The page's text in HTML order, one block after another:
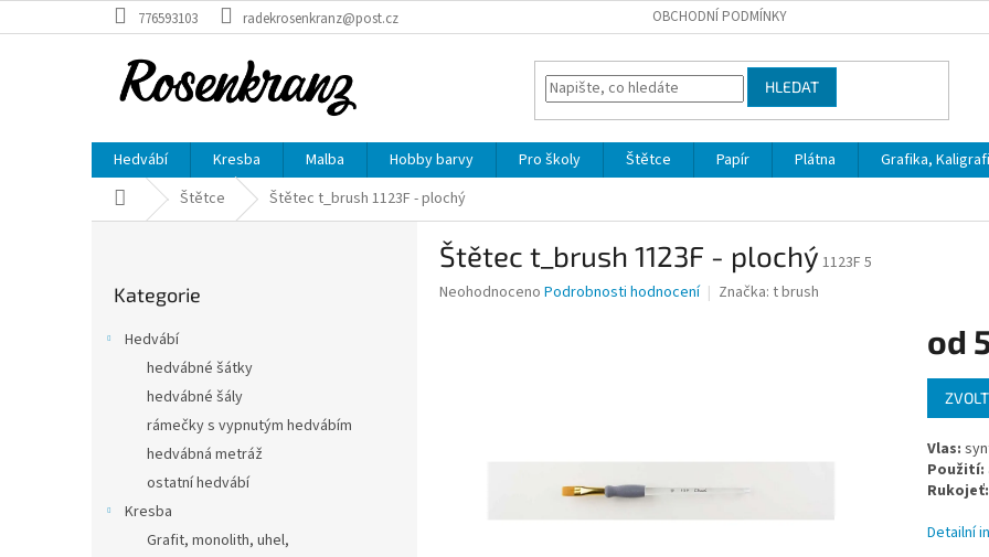
na
776593103 radekrosenkranz@post.cz OBCHODNÍ PODMÍNKY
HLEDAT
Hedvábí Kresba Malba Hobby barvy Pro školy Štětce Papír Plátna Grafika,
Domů Štětce Štětec t_brush 1123F - plochý
kategorie
Kategorie
Hedvábí
hedvábné šátky
hedvábné šály
rámečky s vypnutým hedvábím
hedvábná metráž
ostatní hedvábí
Kresba
Grafit, monolith, uhel,
Štětec t_brush 1123F - plochý 1123F 5
Průměrné
Neohodnoceno Podrobnosti hodnocení Značka: t brush
od
Měrná
cena:
Vlas:
Použití:
Rukojeť:
Detailní